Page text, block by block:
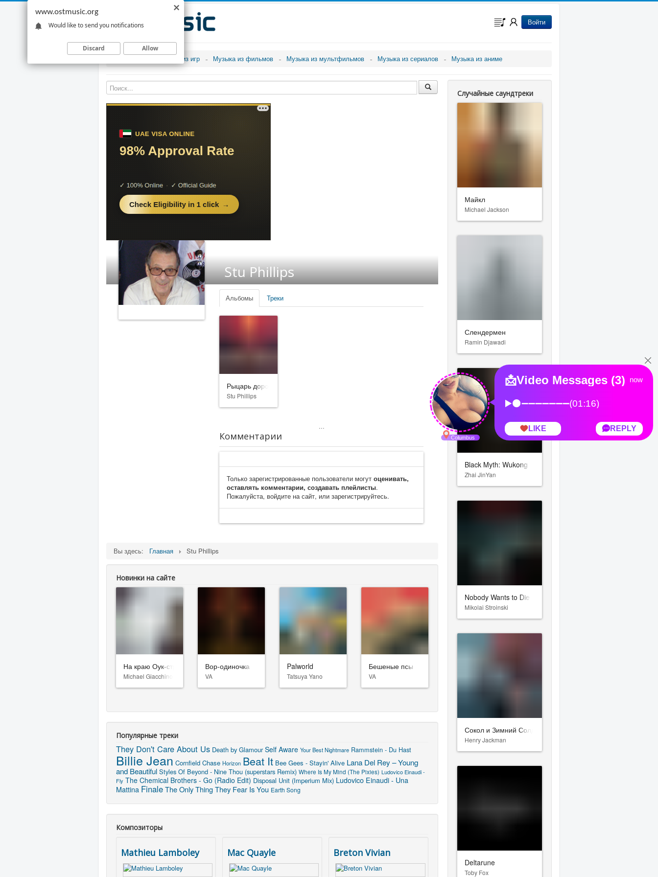
Войти
Музыка из игр Музыка из фильмов Музыка из мультфильмов Музыка из сериалов Музыка из аниме
Stu Phillips
Альбомы Треки
Рыцарь дорог
Stu Phillips
...
Комментарии
Только зарегистрированные пользователи могутоценивать,
оставлять комментарии, создавать плейлисты.
Пожалуйста, войдите на сайт, или зарегистрируйтесь.
Вы здесь: Главная Stu Phillips
Новинки на сайте
На краю Оук-стрит
Michael Giacchino
Вор-одиночка
VA
Palworld
Tatsuya Yano
Бешеные псы
VA
Популярные треки
They Don't Care About Us Death by Glamour Self Aware Your Best Nightmare Rammstein - Du Hast
Billie Jean Cornfield Chase Horizon Beat It Bee Gees - Stayin' Alive Lana Del Rey – Young
and Beautiful Styles Of Beyond - Nine Thou (superstars Remix) Where Is My Mind (The Pixies) Ludovico Einaudi -
Fly The Chemical Brothers - Go (Radio Edit) Disposal Unit (Imperium Mix) Ludovico Einaudi - Una
Mattina FinaleThe Only Thing They Fear Is You Earth Song
Композиторы
Mathieu Lamboley Mac Quayle Breton Vivian
Случайные саундтреки
Майкл
Michael Jackson
Слендермен
Ramin Djawadi
Black Myth: Wukong
Zhai JinYan
Nobody Wants to Die
Mikolai Stroinski
Сокол и Зимний Солдат
Henry Jackman
Deltarune
Toby Fox
www.ostmusic.org
Would like to send you notifications
Discard Allow